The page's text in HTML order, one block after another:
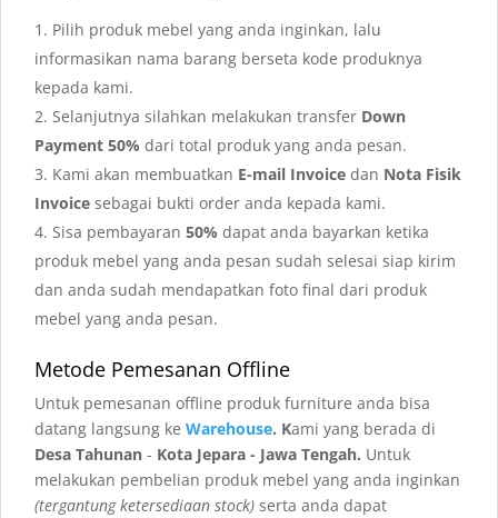
Pilih produk mebel yang anda inginkan, lalu
informasikan nama barang berseta kode produknya
kepada kami.
Selanjutnya silahkan melakukan transfer Down
Payment 50% dari total produk yang anda pesan.
Kami akan membuatkan E-mail Invoice dan Nota Fisik
Invoice sebagai bukti order anda kepada kami.
Sisa pembayaran 50% dapat anda bayarkan ketika
produk mebel yang anda pesan sudah selesai siap kirim
dan anda sudah mendapatkan foto final dari produk
mebel yang anda pesan.
Metode Pemesanan Offline
Untuk pemesanan offline produk furniture anda bisa
datang langsung ke Warehouse. Kami yang berada di
Desa Tahunan - Kota Jepara - Jawa Tengah. Untuk
melakukan pembelian produk mebel yang anda inginkan
(tergantung ketersediaan stock) serta anda dapat